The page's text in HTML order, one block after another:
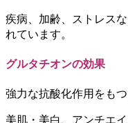
疾病、加齢、ストレス
れています。
グルタチオンの効果
強力な抗酸化作用をも
美肌・美白、アンチエ